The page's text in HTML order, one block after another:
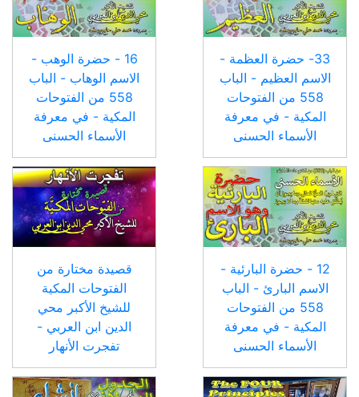
33- حضرة العظمة -
الاسم العظيم - الباب
558 من الفتوحات
المكية - في معرفة
الأسماء الحسنى
16 - حضرة الوهب -
الاسم الوهاب - الباب
558 من الفتوحات
المكية - في معرفة
الأسماء الحسنى
12 - حضرة البارئية -
الاسم البارئ - الباب
558 من الفتوحات
المكية - في معرفة
الأسماء الحسنى
قصيدة مختارة من
الفتوحات المكية
للشيخ الأكبر محي
الدين ابن العربي -
تفجرت الأنهار